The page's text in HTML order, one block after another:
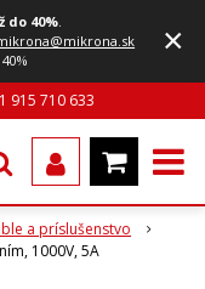
do 40%.
×
915 710 633
a príslušenstvo
1000V, 5A